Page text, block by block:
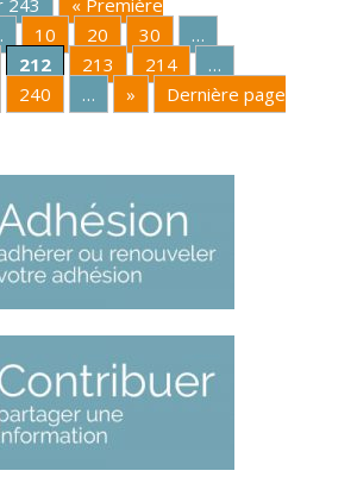
243
« Première
10 20 30
…
212 213 214
…
240 … »
Dernière page